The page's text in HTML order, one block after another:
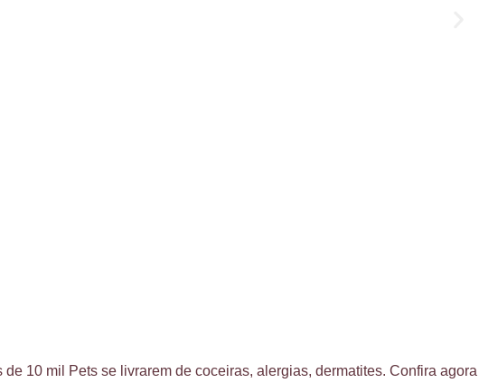
10 mil Pets se livrarem de coceiras, alergias, dermatites. Confira agora